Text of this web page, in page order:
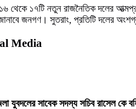
১৬ থেকে ১৭টি নতুন রাজনৈতিক দলের
জানাবে জনগণ। সুতরাং, প্রতিটি দলের
Media
যুবদলের সাবেক সদস্য সচিব রাসেল কে